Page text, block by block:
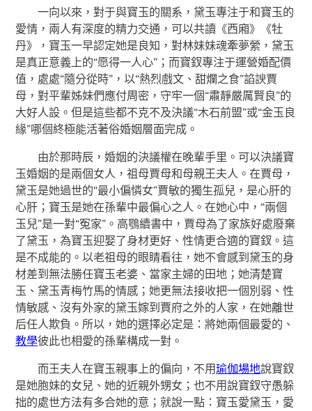
一向以來，對于與寶玉的關系，黛玉專注于和寶玉的
愛情，兩人有深度的精力交通，可以共讀《西廂》《牡
丹》，寶玉一早認定她是良知，對林妹妹魂牽夢縈，黛玉
是真正意義上的“愿得一人心”；而寶釵專注于運營婚配價
值，處處“隨分從時”，以“熱烈戲文、甜爛之食”諂諛賈
母，對平輩姊妹們應付周密，守牢一個“肅靜嚴厲賢良”的
大好人設。但是這些都不克不及決議“木石前盟”或“金玉良
緣”哪個終極能活著俗婚姻層面完成。
由於那時辰，婚姻的決議權在晚輩手里。可以決議寶
玉婚姻的是兩個女人，祖母賈母和母親王夫人。在賈母，
黛玉是她過世的“最小偏憐女”賈敏的獨生孤兒，是心肝的
心肝；寶玉是她在孫輩中最偏心之人。在她心中，“兩個
玉兒”是一對“冤家”。高鶚續書中，賈母為了家族好處廢棄
了黛玉，為寶玉迎娶了身材更好、性情更合適的寶釵。這
是不成能的。以老祖母的眼睛看往，她不會感到黛玉的身
材差到無法勝任寶玉老婆、當家主婦的田地；她清楚寶
玉、黛玉青梅竹馬的情感；她更無法接收把一個別弱、性
情敏感、沒有外家的黛玉嫁到賈府之外的人家，在她離世
后任人欺負。所以，她的選擇必定是：將她兩個最愛的、
教學彼此也相愛的孫輩構成一對。
而王夫人在寶玉親事上的偏向，不用瑜伽場地說寶釵
是她胞妹的女兒、她的近親外甥女；也不用說寶釵守愚躲
拙的處世方法有多合她的意；就說一點：寶玉愛黛玉，愛